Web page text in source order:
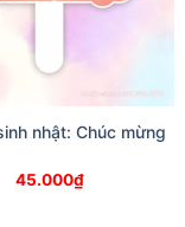
nhật: Chúc mừng
45.000₫